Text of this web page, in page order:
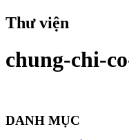
Thư viện
chung-chi-
DANH MỤC